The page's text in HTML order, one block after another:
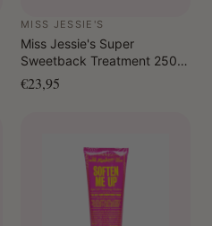
MISS JESSIE'S
Miss Jessie's Super
Sweetback Treatment 250
ml
€23,95